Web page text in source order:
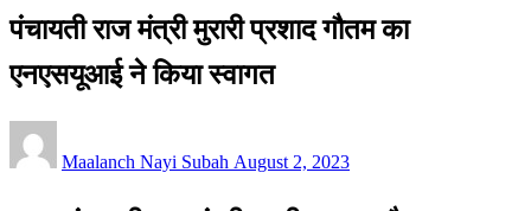
पंचायती राज मंत्री मुरारी प्रशाद गौतम का
एनएसयूआई ने किया स्वागत
Maalanch Nayi Subah on
August 2, 2023